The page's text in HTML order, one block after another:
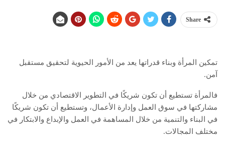
Share
تمكين المرأة وبناء قدراتها يعد من الأمور الحيوية لتحقيق مستقبل
آمن.
فالمرأة تستطيع أن تكون شريكًا في التطوير الاقتصادي من خلال
مشاركتها في سوق العمل وإدارة الأعمال، وتستطيع أن تكون شريكًا
في البناء والتنمية من خلال المساهمة في العمل والإبداع والابتكار في
مختلف المجالات.